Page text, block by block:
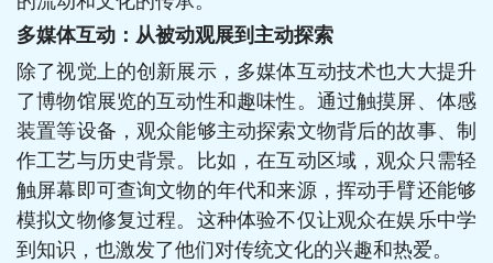
多媒体互动：从被动观展到主动探索
除了视觉上的创新展示，多媒体互动技术也大大提升
了博物馆展览的互动性和趣味性。通过触摸屏、体感
装置等设备，观众能够主动探索文物背后的故事、制
作工艺与历史背景。比如，在互动区域，观众只需轻
触屏幕即可查询文物的年代和来源，挥动手臂还能够
模拟文物修复过程。这种体验不仅让观众在娱乐中学
到知识，也激发了他们对传统文化的兴趣和热爱。